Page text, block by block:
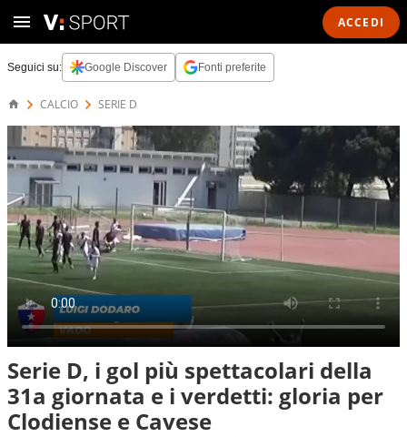
ACCEDI
Seguici su: Google Discover Fonti preferite
CALCIO SERIE D
Serie D, i gol più spettacolari della
31a giornata e i verdetti: gloria per
Clodiense e Cavese